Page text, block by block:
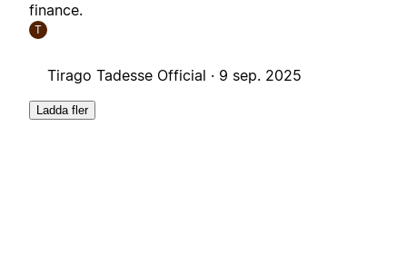
finance.
T
Tirago Tadesse Official · 9 sep. 2025
Ladda fler